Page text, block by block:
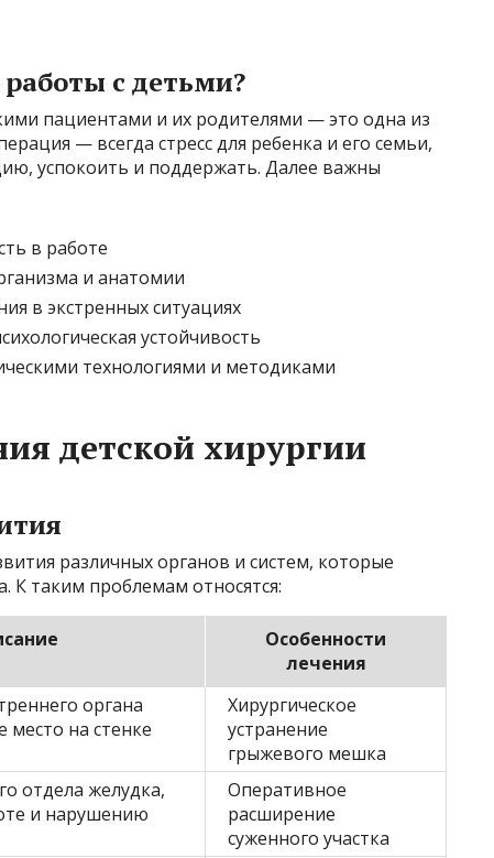
с детьми?
пациентами и их родителями — это одна из
— всегда стресс для ребенка и его семьи,
успокоить и поддержать. Далее важны
в работе
и анатомии
в экстренных ситуациях
устойчивость
технологиями и методиками
детской хирургии
различных органов и систем, которые
К таким проблемам относятся:
Особенности
лечения
органа
место на стенке
Хирургическое
устранение
грыжевого мешка
отдела желудка,
и нарушению
Оперативное
расширение
суженного участка